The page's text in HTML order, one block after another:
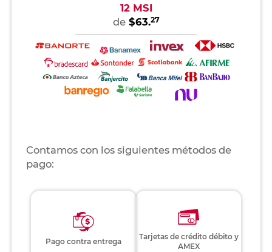
12 MSI
de $63.27
Contamos con los siguientes métodos de
pago:
Pago contra entrega
Tarjetas de crédito débito y
AMEX